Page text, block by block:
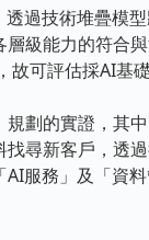
技術堆疊模
級能力的符合
可評估採AI基
的實證，其
尋新客戶，透
服務」及「資